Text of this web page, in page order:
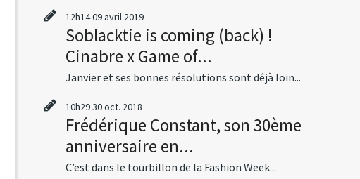
12h1409avril 2019
Soblacktie is coming (back) !
Cinabre x Game of...
Janvier et ses bonnes résolutions sont déjà loin...
10h2930oct. 2018
Frédérique Constant, son 30ème
anniversaire en...
C’est dans le tourbillon de la Fashion Week...